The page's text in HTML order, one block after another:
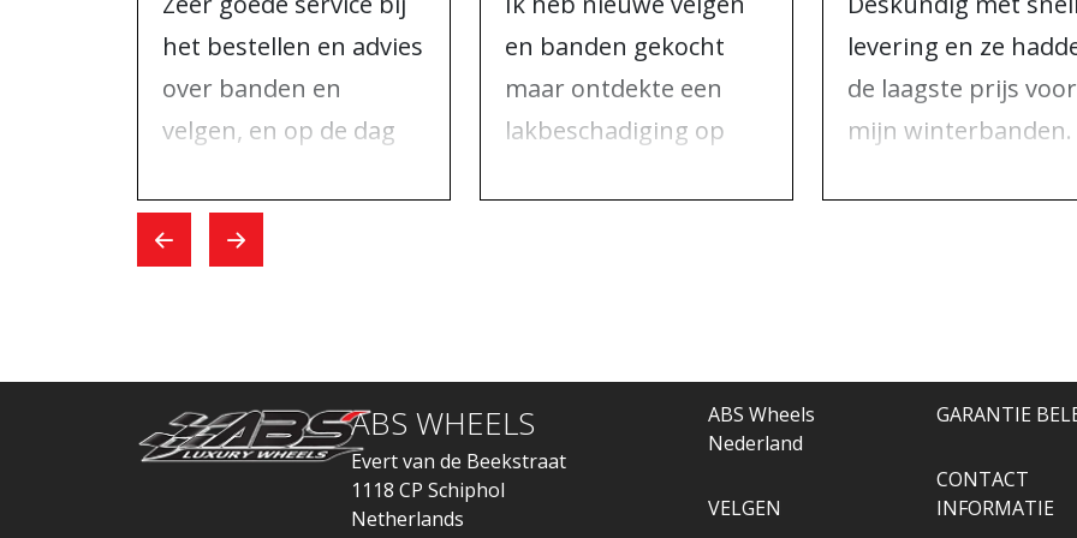
het bestellen en advies
over banden en
velgen, en op de dag
wissel verliep alles
snel.
en banden gekocht
maar ontdekte een
lakbeschadiging op
levering en ze
de laagste prijs voor
mijn winterbanden.
ABS WHEELS
Evert van de Beekstraat
1118 CP Schiphol
Netherlands
ABS Wheels
Nederland
VELGEN
GARANTIE
CONTACT
INFORMATIE